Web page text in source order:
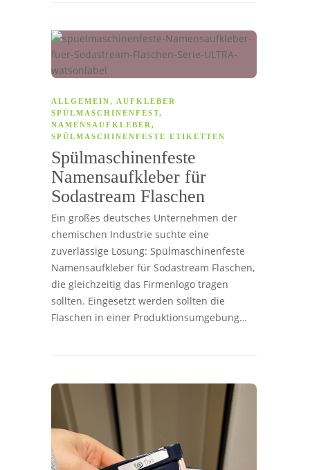
ALLGEMEIN, AUFKLEBER
SPÜLMASCHINENFEST,
NAMENSAUFKLEBER ,
SPÜLMASCHINENFESTE ETIKETTEN
Spülmaschinenfeste
Namensaufkleber für
Sodastream Flaschen
Ein großes deutsches Unternehmen der
chemischen Industrie suchte eine
zuverlässige Lösung: Spülmaschinenfeste
Namensaufkleber für Sodastream Flaschen,
die gleichzeitig das Firmenlogo tragen
sollten. Eingesetzt werden sollten die
Flaschen in einer Produktionsumgebung…